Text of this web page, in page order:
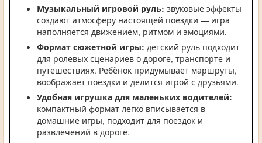
Музыкальный игровой руль: звуковые эффекты
создают атмосферу настоящей поездки — игра
наполняется движением, ритмом и эмоциями.
Формат сюжетной игры: детский руль подходит
для ролевых сценариев о дороге, транспорте и
путешествиях. Ребёнок придумывает маршруты,
воображает поездки и делится игрой с друзьями.
Удобная игрушка для маленьких водителей:
компактный формат легко вписывается в
домашние игры, подходит для поездок и
развлечений в дороге.